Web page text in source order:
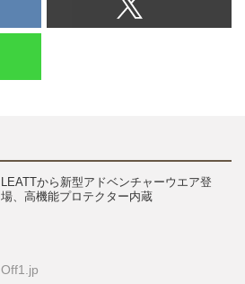
LEATTから新型アドベンチャーウエア登
場、高機能プロテクター内蔵
Off1.jp